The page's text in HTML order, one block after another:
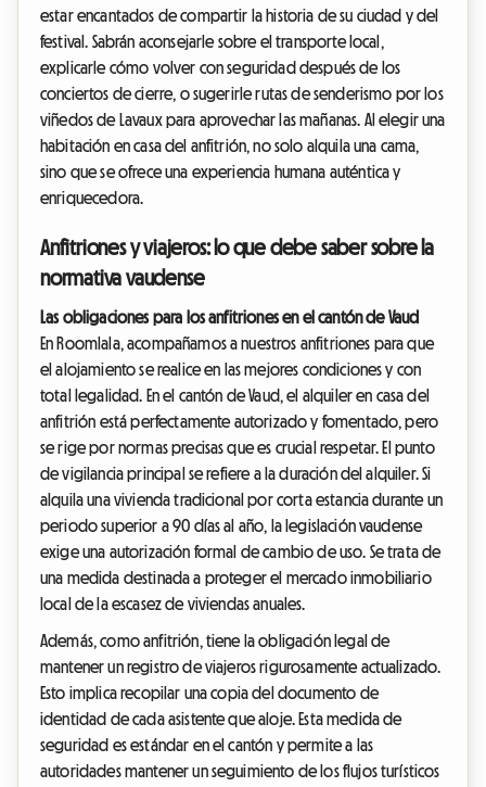
estar encantados de compartir la historia de su ciudad y del
festival. Sabrán aconsejarle sobre el transporte local,
explicarle cómo volver con seguridad después de los
conciertos de cierre, o sugerirle rutas de senderismo por los
viñedos de Lavaux para aprovechar las mañanas. Al elegir una
habitación en casa del anfitrión, no solo alquila una cama,
sino que se ofrece una experiencia humana auténtica y
enriquecedora.
Anfitriones y viajeros: lo que debe saber sobre la
normativa vaudense
Las obligaciones para los anfitriones en el cantón de Vaud
En Roomlala, acompañamos a nuestros anfitriones para que
el alojamiento se realice en las mejores condiciones y con
total legalidad. En el cantón de Vaud, el alquiler en casa del
anfitrión está perfectamente autorizado y fomentado, pero
se rige por normas precisas que es crucial respetar. El punto
de vigilancia principal se refiere a la duración del alquiler. Si
alquila una vivienda tradicional por corta estancia durante un
periodo superior a 90 días al año, la legislación vaudense
exige una autorización formal de cambio de uso. Se trata de
una medida destinada a proteger el mercado inmobiliario
local de la escasez de viviendas anuales.
Además, como anfitrión, tiene la obligación legal de
mantener un registro de viajeros rigurosamente actualizado.
Esto implica recopilar una copia del documento de
identidad de cada asistente que aloje. Esta medida de
seguridad es estándar en el cantón y permite a las
autoridades mantener un seguimiento de los flujos turísticos